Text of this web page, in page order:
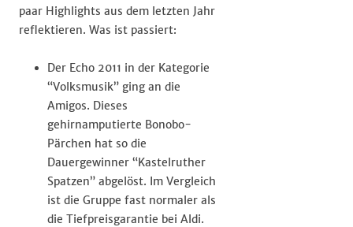
paar Highlights aus dem letzten Jahr
reflektieren. Was ist passiert:
Der Echo 2011 in der Kategorie
“Volksmusik” ging an die
Amigos. Dieses
gehirnamputierte Bonobo-
Pärchen hat so die
Dauergewinner “Kastelruther
Spatzen” abgelöst. Im Vergleich
ist die Gruppe fast normaler als
die Tiefpreisgarantie bei Aldi.